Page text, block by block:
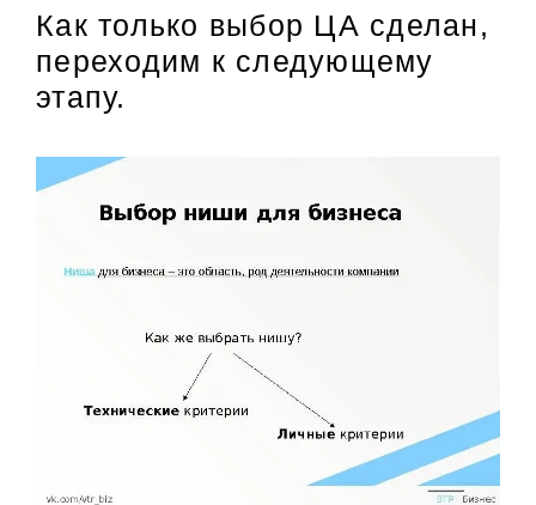
Как только выбор ЦА сделан,
переходим к следующему
этапу.